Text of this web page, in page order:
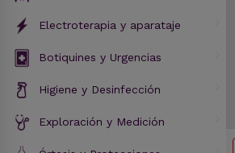
Electroterapia y aparataje
Botiquines y Urgencias
Higiene y Desinfección
Exploración y Medición